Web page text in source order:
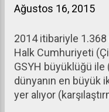
Ağustos 16, 2015
2014 itibariyle
Halk Cumhuriyeti
GSYH büyüklüğü ile
dünyanın en büyük
yer alıyor